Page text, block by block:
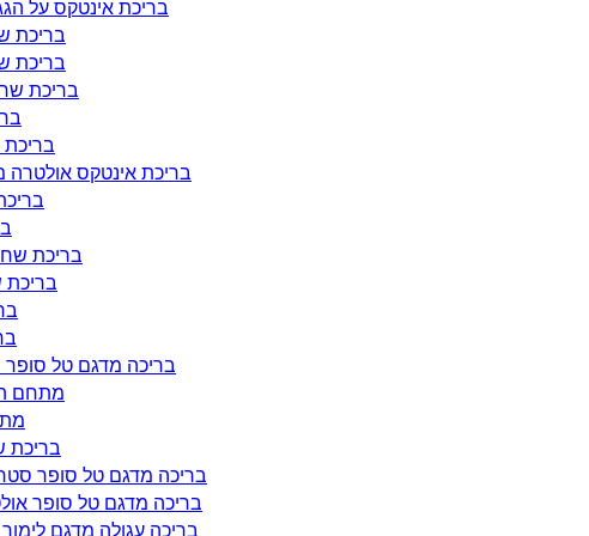
בריכת אינטקס על הגג באורך 2.2 מ' הרוחב 1.5 העומק
בריכת
בריכת
בריכת שחייה
בריכת
בריכת אינטקס אולטרה מלבנית במידות
בריכת
בריכת שחייה
בריכת
בריכה מדגם טל סופר סטרונג באורך 822 רוחב
מתחם
בריכת
בריכה מדגם טל סופר סטרונג באורך 822 רוחב 395 ובעומק
בריכה מדגם טל סופר אולטרה באורך 720 רוחב 420
בריכה עגולה מדגם לימור בקוטר 516 ס"מ ובגובה 130 ס"מ חצי